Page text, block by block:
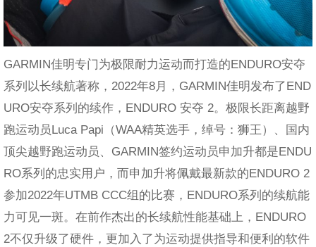
GARMIN佳明专门为极限耐力运动而打造的ENDURO安夺
系列以长续航著称，2022年8月，GARMIN佳明发布了END
URO安夺系列的续作，ENDURO 安夺 2。极限长距离越野
跑运动员Luca Papi（WAA精英选手，绰号：狮王）、国内
顶尖越野跑运动员、GARMIN签约运动员申加升都是ENDU
RO系列的忠实用户，而申加升将佩戴最新款的ENDURO 2
参加2022年UTMB CCC组的比赛，ENDURO系列的续航能
力可见一斑。在前作杰出的长续航性能基础上，ENDURO
2不仅升级了硬件，更加入了为运动提供指导和便利的软件